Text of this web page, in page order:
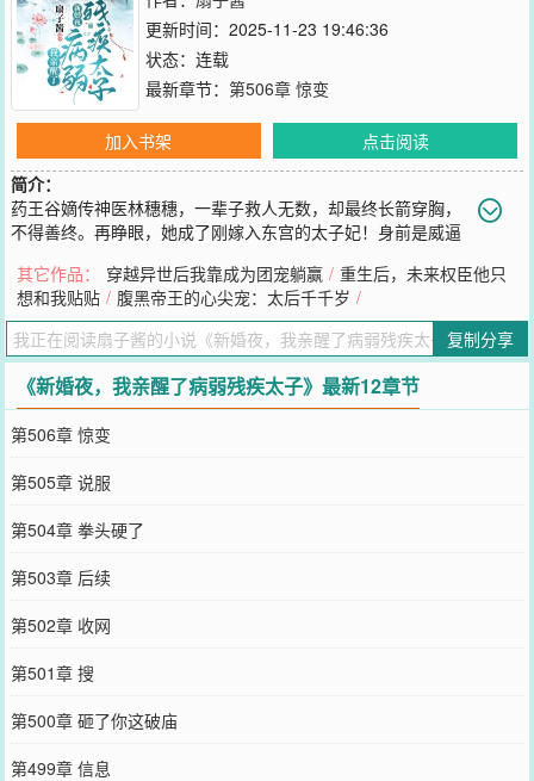
更新时间：2025-11-23 19:46:36
状态：连载
最新章节： 第506章 惊变
加入书架
点击阅读
简介：
药王谷嫡传神医林穗穗，一辈子救人无数，却最终长箭穿胸，
不得善终。再睁眼，她成了刚嫁入东宫的太子妃！身前是威逼
君；走投无路间林穗穗转头，含泪亲上了夫君的薄唇……____大夏朝
太子陆则，当之无愧的天之骄子。执掌边关雄兵，是战无不胜攻无不
克的骁勇战神！一朝宫变，他身重剧毒，被诬谋反，再睁开眼时，一
片喜色的床榻前，娇滴滴含泪唤他夫君的太子妃，正攥着一根金簪刺
进了恶奴颈项……暴戾狠辣的男人不知为何竟生出了几分相护的心
思；而他更没想到的是，这一护，就是一辈子！
您要是觉得《
记向您QQ群和微博微信里的朋友推荐哦！
其它作品： 穿越异世后我靠成为团宠躺赢 / 重生后，未来权臣他只
想和我贴贴 / 腹黑帝王的心尖宠：太后千千岁 /
复制分享
《新婚夜，我亲醒了病弱残疾太子》最新12章节
第506章 惊变
第505章 说服
第504章 拳头硬了
第503章 后续
第502章 收网
第501章 搜
第500章 砸了你这破庙
第499章 信息